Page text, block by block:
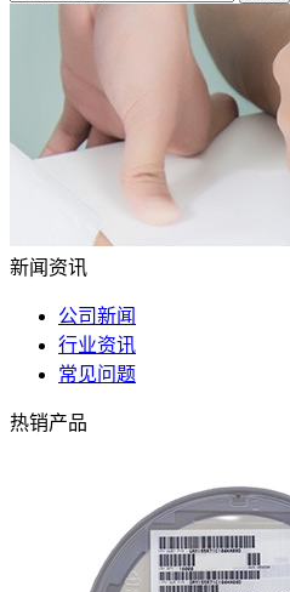
新闻资讯
公司新闻
行业资讯
常见问题
热销产品